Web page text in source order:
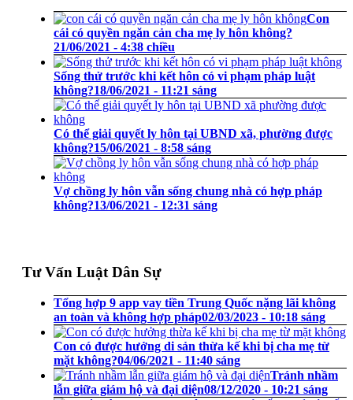
Con
cái có quyền ngăn cản cha mẹ ly hôn không?
21/06/2021 - 4:38 chiều
Sống thử trước khi kết hôn có vi phạm pháp luật
không?18/06/2021 - 11:21 sáng
Có thể giải quyết ly hôn tại UBND xã, phường được
không?15/06/2021 - 8:58 sáng
Vợ chồng ly hôn vẫn sống chung nhà có hợp pháp
không?13/06/2021 - 12:31 sáng
Tư Vấn Luật Dân Sự
Tổng hợp 9 app vay tiền Trung Quốc nặng lãi không
an toàn và không hợp pháp02/03/2023 - 10:18 sáng
Con có được hưởng di sản thừa kế khi bị cha mẹ từ
mặt không?04/06/2021 - 11:40 sáng
Tránh nhầm
lẫn giữa giám hộ và đại diện08/12/2020 - 10:21 sáng